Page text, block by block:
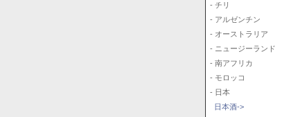
- チリ
- アルゼンチン
- オーストラリア
- ニュージーランド
- 南アフリカ
- モロッコ
- 日本
日本酒->